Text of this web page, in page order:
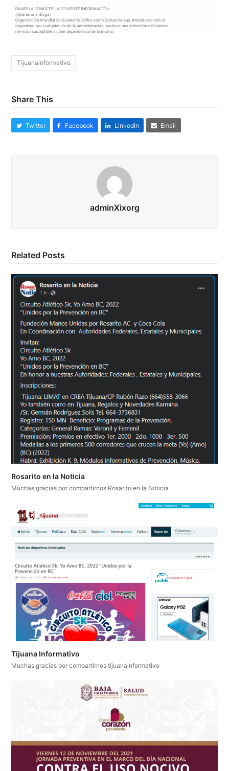
Tijuanainformativo
Share This
Twitter Facebook LinkedIn Email
adminXixorg
Related Posts
Rosarito en la Noticia
Muchas gracias por compartirnos Rosarito en la Noticia
Tijuana Informativo
Muchas gracias por compartirnos tijuanainformativo